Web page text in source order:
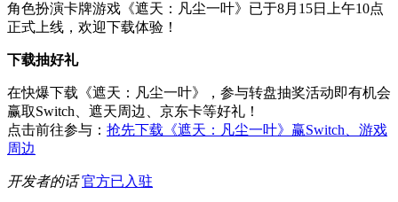
角色扮演卡牌游戏《遮天：凡尘一叶》已于8月15日上午10点
正式上线，欢迎下载体验！
下载抽好礼
在快爆下载《遮天：凡尘一叶》，参与转盘抽奖活动即有机会
赢取Switch、遮天周边、京东卡等好礼！
点击前往参与： 抢先下载《遮天：凡尘一叶》赢Switch、游戏
周边
开发者的话 官方已入驻